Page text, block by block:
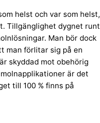
helst och var som helst,
Tillgänglighet dygnet runt
Man bör dock
man förlitar sig på en
skyddad mot obehörig
är det
till 100 % finns på